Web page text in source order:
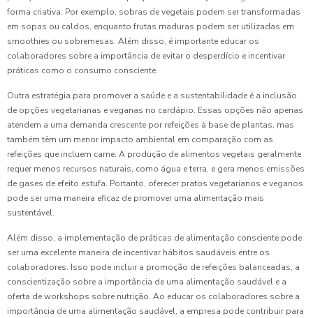
forma criativa. Por exemplo, sobras de vegetais podem ser transformadas
em sopas ou caldos, enquanto frutas maduras podem ser utilizadas em
smoothies ou sobremesas. Além disso, é importante educar os
colaboradores sobre a importância de evitar o desperdício e incentivar
práticas como o consumo consciente.
Outra estratégia para promover a saúde e a sustentabilidade é a inclusão
de opções vegetarianas e veganas no cardápio. Essas opções não apenas
atendem a uma demanda crescente por refeições à base de plantas, mas
também têm um menor impacto ambiental em comparação com as
refeições que incluem carne. A produção de alimentos vegetais geralmente
requer menos recursos naturais, como água e terra, e gera menos emissões
de gases de efeito estufa. Portanto, oferecer pratos vegetarianos e veganos
pode ser uma maneira eficaz de promover uma alimentação mais
sustentável.
Além disso, a implementação de práticas de alimentação consciente pode
ser uma excelente maneira de incentivar hábitos saudáveis entre os
colaboradores. Isso pode incluir a promoção de refeições balanceadas, a
conscientização sobre a importância de uma alimentação saudável e a
oferta de workshops sobre nutrição. Ao educar os colaboradores sobre a
importância de uma alimentação saudável, a empresa pode contribuir para